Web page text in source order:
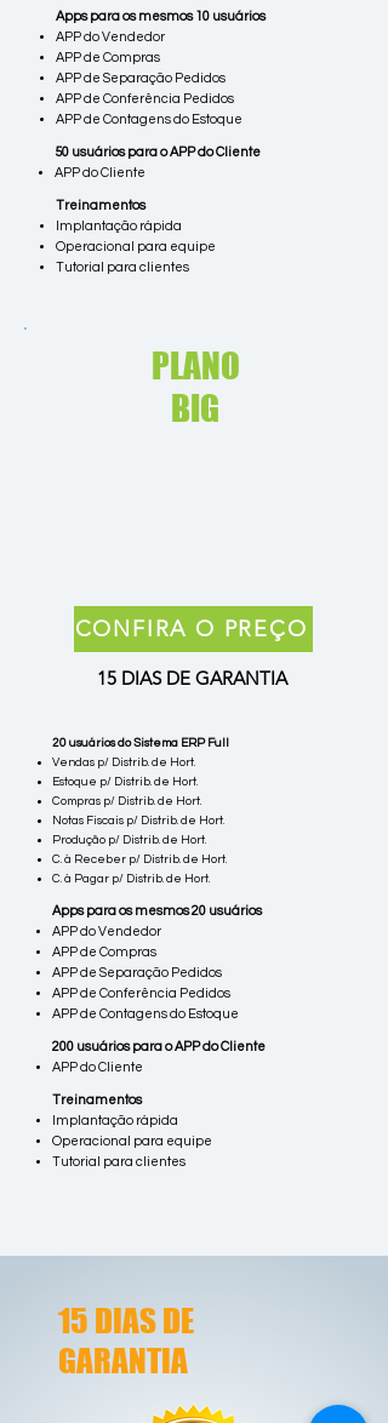
Apps para os mesmos 10 usuários
APP do Vendedor
APP de Compras
APP de Separação Pedidos
APP de Conferência Pedidos
APP de Contagens do Estoque
50 usuários para o APP do Cliente
APP do Cliente
Treinamentos
Implantação rápida
Operacional para equipe
Tutorial para clientes
PLANO
BIG
CONFIRA O PREÇO
15 DIAS DE GARANTIA
20 usuários do Sistema ERP Full
Vendas p/ Distrib. de Hort.
Estoque p/ Distrib. de Hort.
Compras p/ Distrib. de Hort.
Notas Fiscais p/ Distrib. de Hort.
Produção p/ Distrib. de Hort.
C. à Receber p/ Distrib. de Hort.
C. à Pagar p/ Distrib. de Hort.
Apps para os mesmos 20 usuários
APP do Vendedor
APP de Compras
APP de Separação Pedidos
APP de Conferência Pedidos
APP de Contagens do Estoque
200 usuários para o APP do Cliente
APP do Cliente
Treinamentos
Implantação rápida
Operacional para equipe
Tutorial para clientes
15 DIAS DE
GARANTIA